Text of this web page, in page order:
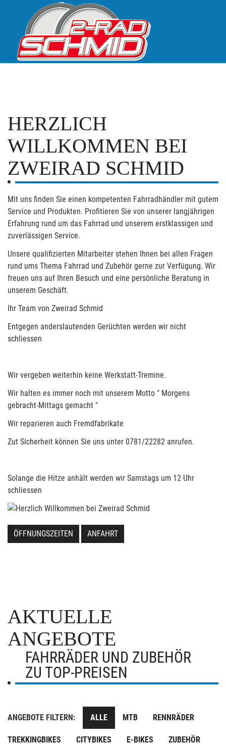
HERZLICH
WILLKOMMEN BEI
ZWEIRAD SCHMID
Mit uns finden Sie einen kompetenten Fahrradhändler mit gutem
Service und Produkten. Profitieren Sie von unserer langjährigen
Erfahrung rund um das Fahrrad und unserem erstklassigen und
zuverlässigen Service.
Unsere qualifizierten Mitarbeiter stehen Ihnen bei allen Fragen
rund ums Thema Fahrrad und Zubehör gerne zur Verfügung. Wir
freuen uns auf Ihren Besuch und eine persönliche Beratung in
unserem Geschäft.
Ihr Team von Zweirad Schmid
Entgegen anderslautenden Gerüchten werden wir nicht
schliessen
Wir vergeben weiterhin keine Werkstatt-Tremine.
Wir halten es immer noch mit unserem Motto " Morgens
gebracht-Mittags gemacht "
Wir reparieren auch Fremdfabrikate
Zut Sicherheit können Sie uns unter 0781/22282 anrufen.
Solange die Hitze anhält werden wir Samstags um 12 Uhr
schliessen
ÖFFNUNGSZEITEN ANFAHRT
AKTUELLE
ANGEBOTE
FAHRRÄDER UND ZUBEHÖR
ZU TOP-PREISEN
ANGEBOTE FILTERN: ALLE MTB RENNRÄDER
TREKKINGBIKES CITYBIKES E-BIKES ZUBEHÖR